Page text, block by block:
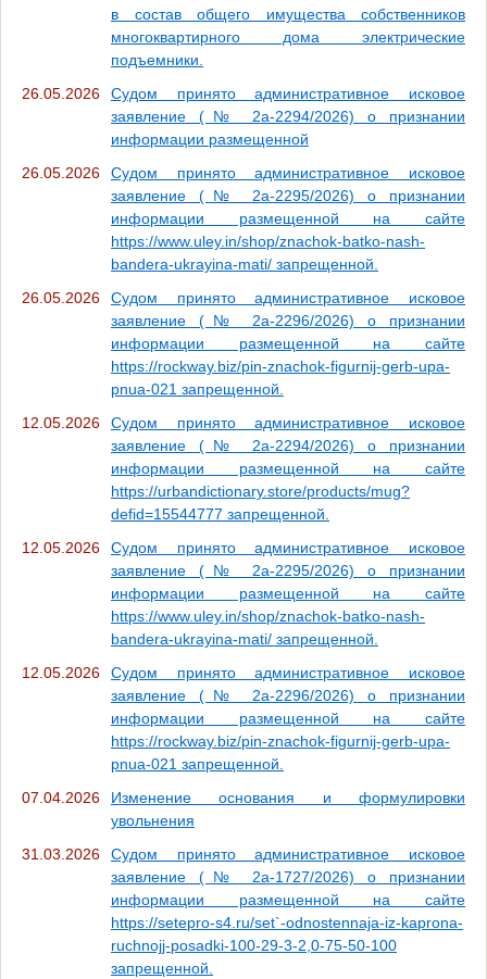
в состав общего имущества собственников
многоквартирного дома электрические
подъемники.
26.05.2026
Судом принято административное исковое
заявление (№ 2а-2294/2026) о признании
информации размещенной
26.05.2026
Судом принято административное исковое
заявление (№ 2а-2295/2026) о признании
информации размещенной на сайте
https://www.uley.in/shop/znachok-batko-nash-
bandera-ukrayina-mati/ запрещенной.
26.05.2026
Судом принято административное исковое
заявление (№ 2а-2296/2026) о признании
информации размещенной на сайте
https://rockway.biz/pin-znachok-figurnij-gerb-upa-
pnua-021 запрещенной.
12.05.2026
Судом принято административное исковое
заявление (№ 2а-2294/2026) о признании
информации размещенной на сайте
https://urbandictionary.store/products/mug?
defid=15544777 запрещенной.
12.05.2026
Судом принято административное исковое
заявление (№ 2а-2295/2026) о признании
информации размещенной на сайте
https://www.uley.in/shop/znachok-batko-nash-
bandera-ukrayina-mati/ запрещенной.
12.05.2026
Судом принято административное исковое
заявление (№ 2а-2296/2026) о признании
информации размещенной на сайте
https://rockway.biz/pin-znachok-figurnij-gerb-upa-
pnua-021 запрещенной.
07.04.2026
Изменение основания и формулировки
увольнения
31.03.2026
Судом принято административное исковое
заявление (№ 2а-1727/2026) о признании
информации размещенной на сайте
https://setepro-s4.ru/set`-odnostennaja-iz-kaprona-
ruchnojj-posadki-100-29-3-2,0-75-50-100
запрещенной.